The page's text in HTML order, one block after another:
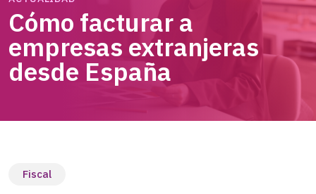
Cómo facturar a
empresas extranjeras
desde España
Fiscal